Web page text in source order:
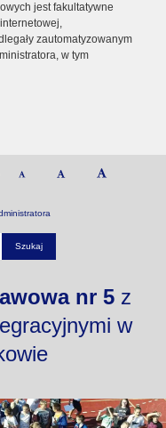
jest fakultatywne
zautomatyzowanym
w tym
nr 5z
w